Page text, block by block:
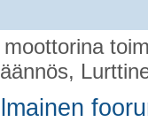
moottorina